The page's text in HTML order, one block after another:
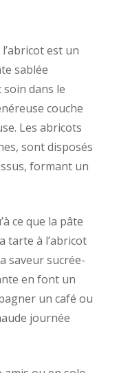
est un
sablée
dans le
couche
Les abricots
sont disposés
formant un
ce que la pâte
tarte à l’abricot
saveur sucrée-
en font un
un café ou
journée